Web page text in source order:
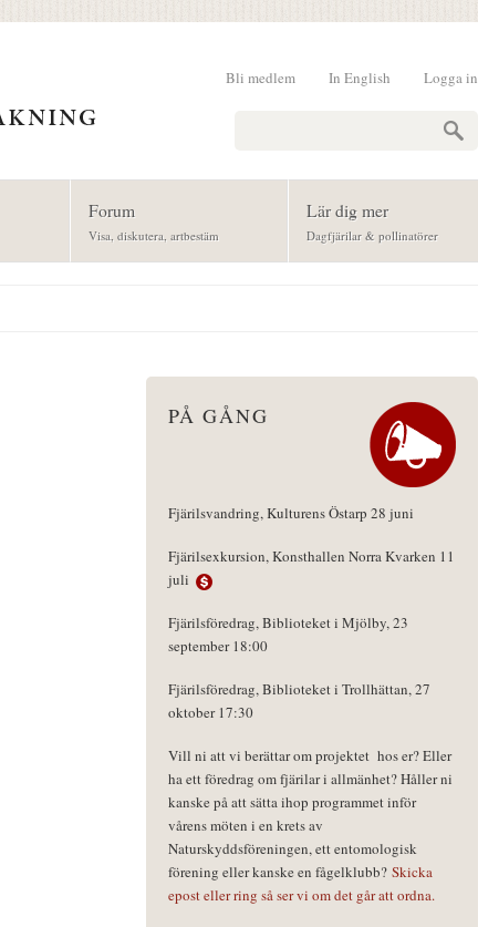
Logga in
In English
Bli medlem
Forum
Visa, diskutera, artbestäm
Lär dig mer
Dagfjärilar & pollinatörer
PÅ GÅNG
Fjärilsvandring, Kulturens Östarp 28 juni
Fjärilsexkursion, Konsthallen Norra Kvarken 11
juli
Fjärilsföredrag, Biblioteket i Mjölby, 23
september 18:00
Fjärilsföredrag, Biblioteket i Trollhättan, 27
oktober 17:30
Vill ni att vi berättar om projektet hos er? Eller
ha ett föredrag om fjärilar i allmänhet? Håller ni
kanske på att sätta ihop programmet inför
vårens möten i en krets av
Naturskyddsföreningen, ett entomologisk
förening eller kanske en fågelklubb? Skicka
epost eller ring så ser vi om det går att ordna.